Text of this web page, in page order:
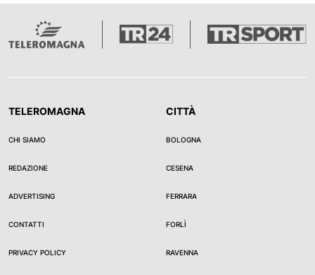
TELEROMAGNA
CHI SIAMO
REDAZIONE
ADVERTISING
CONTATTI
PRIVACY POLICY
CITTÀ
BOLOGNA
CESENA
FERRARA
FORLÌ
RAVENNA